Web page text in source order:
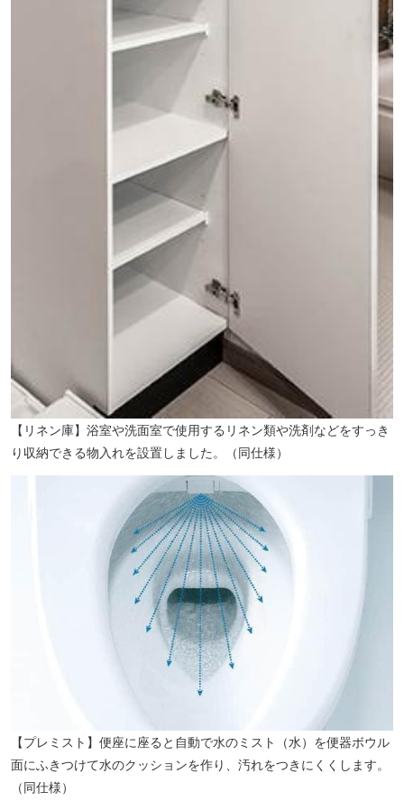
【リネン庫】浴室や洗面室で使用するリネン類や洗剤などをすっき
り収納できる物入れを設置しました。（同仕様）
【プレミスト】便座に座ると自動で水のミスト（水）を便器ボウル
面にふきつけて水のクッションを作り、汚れをつきにくくします。
（同仕様）